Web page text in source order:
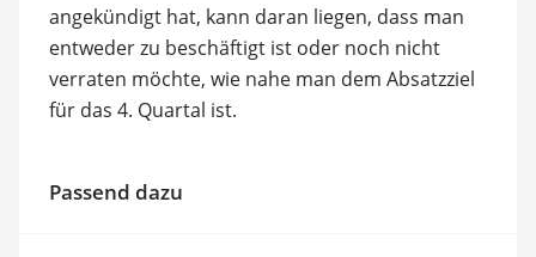
angekündigt hat, kann daran liegen, dass man
entweder zu beschäftigt ist oder noch nicht
verraten möchte, wie nahe man dem Absatzziel
für das 4. Quartal ist.
Passend dazu